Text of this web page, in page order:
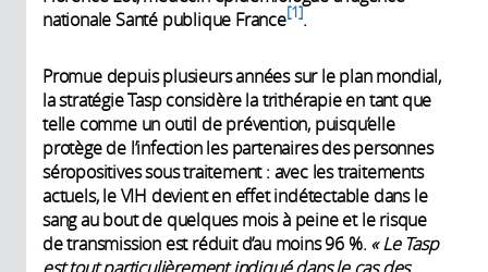
nationale Santé publique France 1 .
Promue depuis plusieurs années sur le plan mondial,
la stratégie Tasp considère la trithérapie en tant que
telle comme un outil de prévention, puisqu’elle
protège de l’infection les partenaires des personnes
séropositives sous traitement : avec les traitements
actuels, le VIH devient en effet indétectable dans le
sang au bout de quelques mois à peine et le risque
de transmission est réduit d’au moins 96 %. « Le Tasp